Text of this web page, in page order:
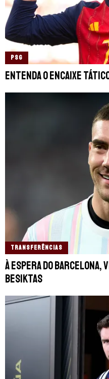
PSG
Entenda o encaixe
TRANSFERÊNCIAS
À espera do Barcelona,
Besiktas